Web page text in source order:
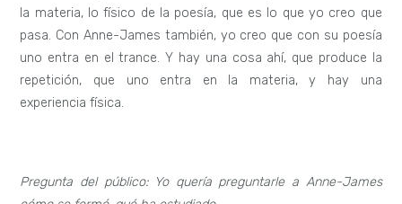
la materia, lo físico de la poesía, que es lo que yo creo que
pasa. Con Anne-James también, yo creo que con su poesía
uno entra en el trance. Y hay una cosa ahí, que produce la
repetición, que uno entra en la materia, y hay una
experiencia física.
Pregunta del público: Yo quería preguntarle a Anne-James